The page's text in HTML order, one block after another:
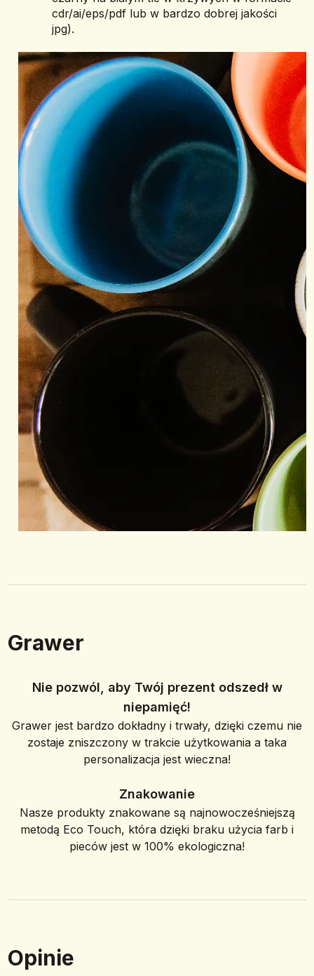
cdr/ai/eps/pdf lub w bardzo dobrej jakości
jpg).
Grawer
Nie pozwól, aby Twój prezent odszedł w
niepamięć!
Grawer jest bardzo dokładny i trwały, dzięki czemu nie
zostaje zniszczony w trakcie użytkowania a taka
personalizacja jest wieczna!
Znakowanie
Nasze produkty znakowane są najnowocześniejszą
metodą Eco Touch, która dzięki braku użycia farb i
pieców jest w 100% ekologiczna!
Opinie